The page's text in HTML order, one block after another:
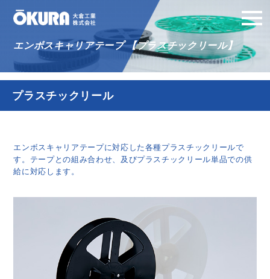
エンボスキャリアテープ 【プラスチックリール】
プラスチックリール
エンボスキャリアテープに対応した各種プラスチックリールで
す。テープとの組み合わせ、及びプラスチックリール単品での供
給に対応します。